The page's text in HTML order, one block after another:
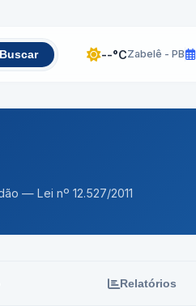
Buscar --°CZabelê - PB
— Lei nº 12.527/2011
Relatórios